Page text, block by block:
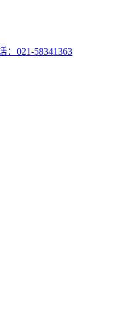
：021-58341363